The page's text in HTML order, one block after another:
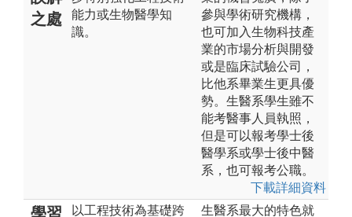
之處
能力或生物醫學知
識。
參與學術研究機構，
也可加入生物科技產
業的市場分析與開發
或是臨床試驗公司，
比他系畢業生更具優
勢。生醫系學生雖不
能考醫事人員執照，
但是可以報考學士後
醫學系或學士後中醫
系，也可報考公職。
下載詳細資料
學習
以工程技術為基礎跨
生醫系最大的特色就